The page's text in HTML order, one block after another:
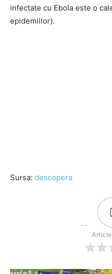
infectate cu Ebola este o
epidemiilor).
Sursa: descopera